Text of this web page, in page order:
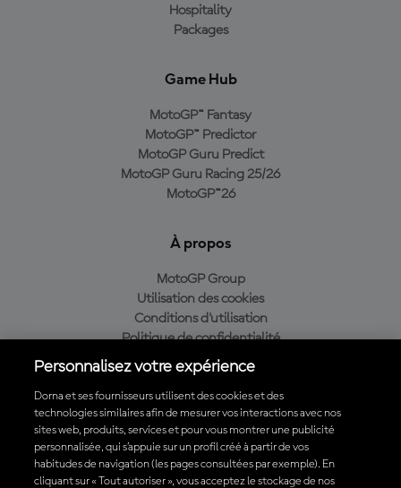
Hospitality
Packages
Game Hub
MotoGP™ Fantasy
MotoGP™ Predictor
MotoGP Guru Predict
MotoGP Guru Racing 25/26
MotoGP™26
À propos
MotoGP Group
Utilisation des cookies
Conditions d'utilisation
Politique de confidentialité
Politique d’achat
Télécharger l'appli officielle du MotoGP™
Personnalisez votre expérience
Dorna et ses fournisseurs utilisent des cookies et des
technologies similaires afin de mesurer vos interactions avec nos
sites web, produits, services et pour vous montrer une publicité
personnalisée, qui s’appuie sur un profil créé à partir de vos
habitudes de navigation (les pages consultées par exemple). En
cliquant sur « Tout autoriser », vous acceptez le stockage de nos